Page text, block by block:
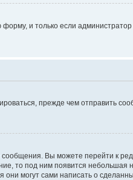
и только если
прежде чем отправить
Вы можете перейти к
то под ним появится небольшая
могут сами написать о